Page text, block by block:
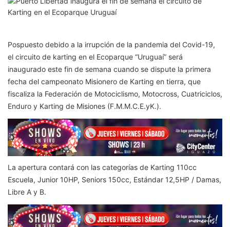
Pospuesto debido a la irrupción de la pandemia del Covid-19,
el circuito de karting en el Ecoparque “Uruguaí” será
inaugurado este fin de semana cuando se dispute la primera
fecha del campeonato Misionero de Karting en tierra, que
fiscaliza la Federación de Motociclismo, Motocross, Cuatriciclos,
Enduro y Karting de Misiones (F.M.M.C.E.yK.).
La apertura contará con las categorías de Karting 110cc
Escuela, Junior 10HP, Seniors 150cc, Estándar 12,5HP / Damas,
Libre A y B.